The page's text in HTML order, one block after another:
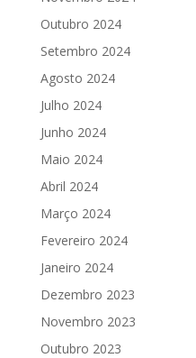
Outubro 2024
Setembro 2024
Agosto 2024
Julho 2024
Junho 2024
Maio 2024
Abril 2024
Março 2024
Fevereiro 2024
Janeiro 2024
Dezembro 2023
Novembro 2023
Outubro 2023